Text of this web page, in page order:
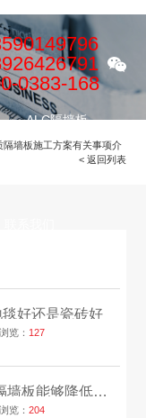
0383-168
ALC隔墙板
隔墙板施工方案有关事项介
< 返回列表
好还是瓷砖好
浏览： 127
安装alc轻质隔墙板能够降低成本吗？
浏览：204